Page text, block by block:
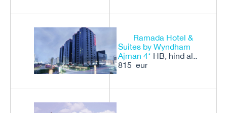
Ramada Hotel &
Suites by Wyndham
Ajman 4* HB, hind al..
815 eur